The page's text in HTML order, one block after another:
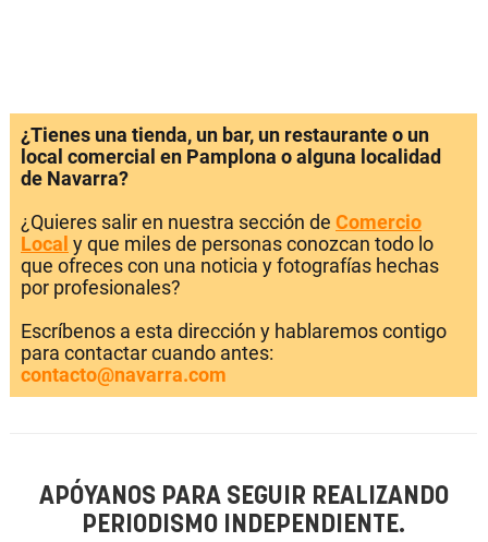
¿Tienes una tienda, un bar, un restaurante o un
local comercial en Pamplona o alguna localidad
de Navarra?
¿Quieres salir en nuestra sección de Comercio
Local y que miles de personas conozcan todo lo
que ofreces con una noticia y fotografías hechas
por profesionales?
Escríbenos a esta dirección y hablaremos contigo
para contactar cuando antes:
contacto@navarra.com
APÓYANOS PARA SEGUIR REALIZANDO
PERIODISMO INDEPENDIENTE.